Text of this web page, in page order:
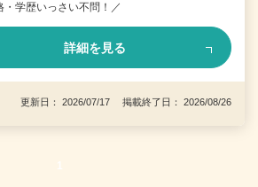
・学歴いっさい不問！／
詳細を見る
更新日： 2026/07/17 掲載終了日： 2026/08/26
1